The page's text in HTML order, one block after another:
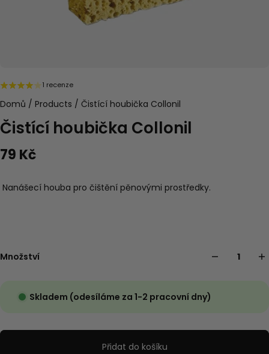
1 recenze
Domů / Products / Čistící houbička Collonil
Čistící houbička Collonil
79 Kč
Nanášecí houba pro čištění pěnovými prostředky.
Množství
Skladem (odesíláme za 1-2 pracovní dny)
Přidat do košíku